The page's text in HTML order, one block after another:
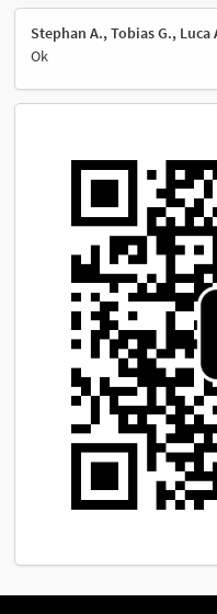
Stephan A., Tobias G.,
Ok